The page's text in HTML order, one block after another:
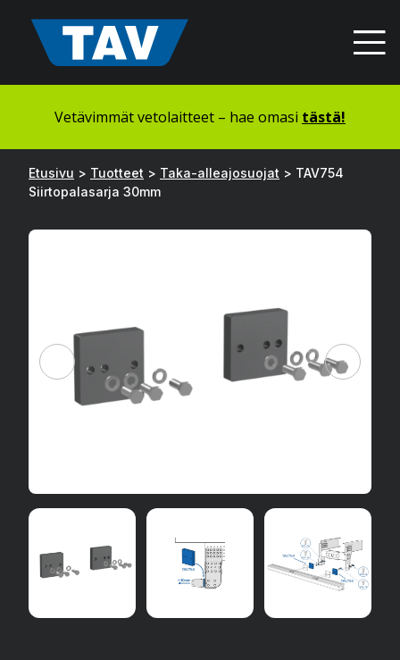
sisältöön
Vetävimmät vetolaitteet – hae omasi tästä!
Etusivu > Tuotteet > Taka-alleajosuojat > TAV754
Siirtopalasarja 30mm